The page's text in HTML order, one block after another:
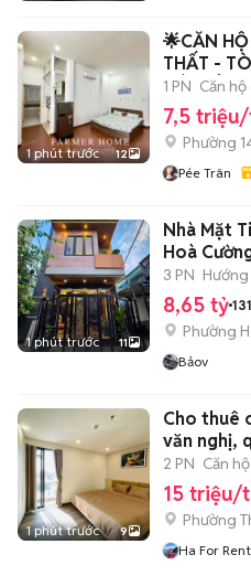
1 phút trước 12
🌟CĂN HỘ
THẤT -
CÁT TÂN
1 PN Căn
7,5
Phường
Pée Trân
1 phút trước 11
Nhà Mặt
Hoà
3 PN Hướng
8,65 tỷ
Phường
Bảov
1 phút trước 9
Cho thuê
văn nghị,
2 PN Căn
15 triệu/
Phường
Ha For